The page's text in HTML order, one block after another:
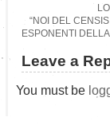
“NOI DEL
ESPONENTI
Leave a
You must be